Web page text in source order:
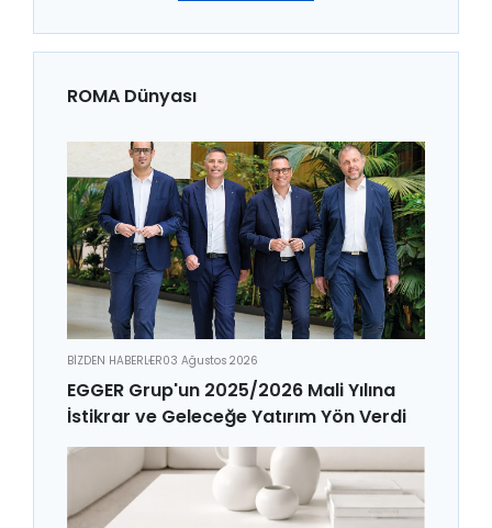
ROMA Dünyası
BİZDEN HABERLER03 Ağustos 2026
EGGER Grup'un 2025/2026 Mali Yılına
İstikrar ve Geleceğe Yatırım Yön Verdi